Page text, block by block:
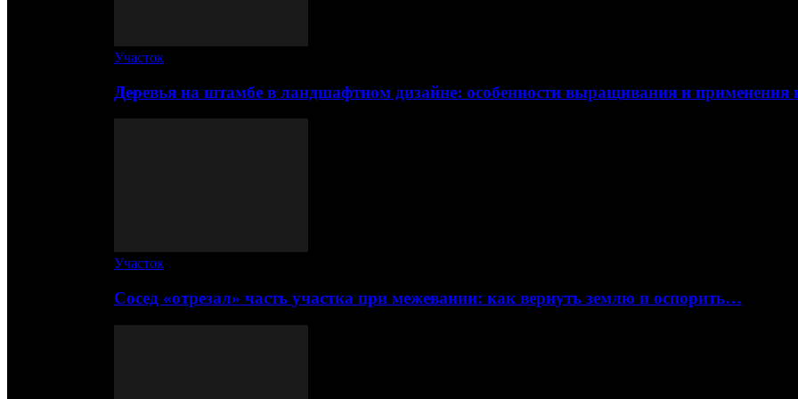
Участок
Деревья на штамбе в ландшафтном дизайне: особенности выращивания и
Участок
Сосед «отрезал» часть участка при межевании: как вернуть землю и оспорить…